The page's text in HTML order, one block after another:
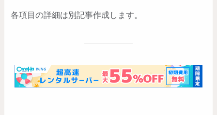
各項目の詳細は別記事作成します。